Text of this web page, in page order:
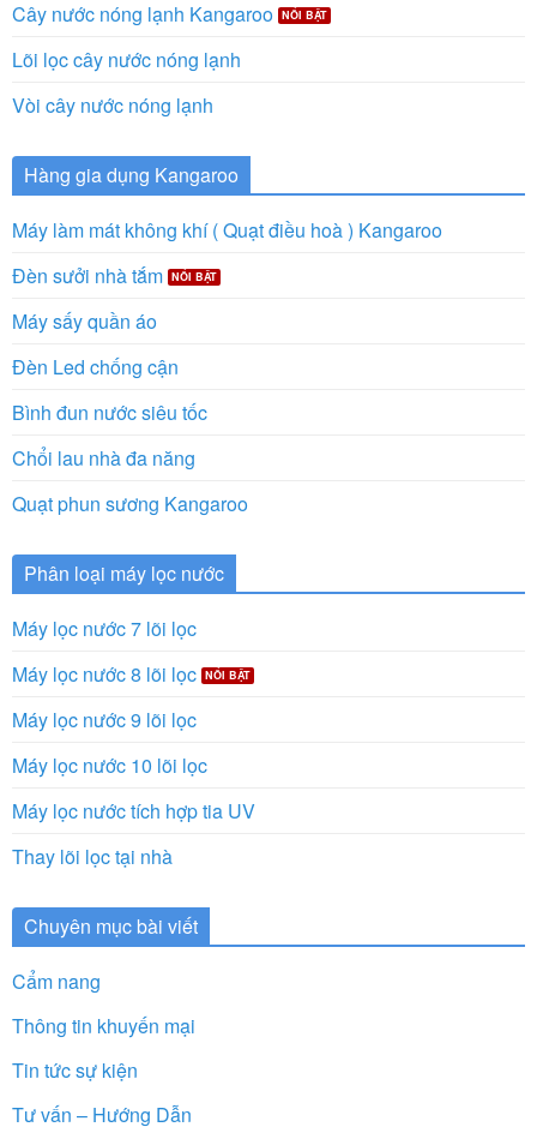
Cây nước nóng lạnh Kangaroo
Lõi lọc cây nước nóng lạnh
Vòi cây nước nóng lạnh
Hàng gia dụng Kangaroo
Máy làm mát không khí ( Quạt điều hoà ) Kangaroo
Đèn sưởi nhà tắm
Máy sấy quần áo
Đèn Led chống cận
Bình đun nước siêu tốc
Chổi lau nhà đa năng
Quạt phun sương Kangaroo
Phân loại máy lọc nước
Máy lọc nước 7 lõi lọc
Máy lọc nước 8 lõi lọc
Máy lọc nước 9 lõi lọc
Máy lọc nước 10 lõi lọc
Máy lọc nước tích hợp tia UV
Thay lõi lọc tại nhà
Chuyên mục bài viết
Cẩm nang
Thông tin khuyến mại
Tin tức sự kiện
Tư vấn – Hướng Dẫn